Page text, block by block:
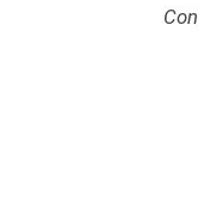
Con